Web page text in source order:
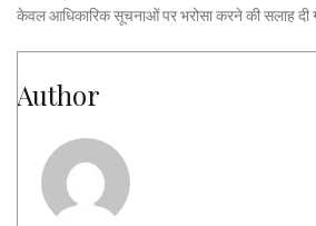
केवल आधिकारिक सूचनाओं पर भरोसा करने की सलाह दी
Author